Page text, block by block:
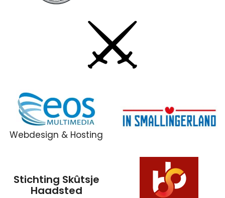
Webdesign & Hosting
Stichting Skûtsje
Haadsted